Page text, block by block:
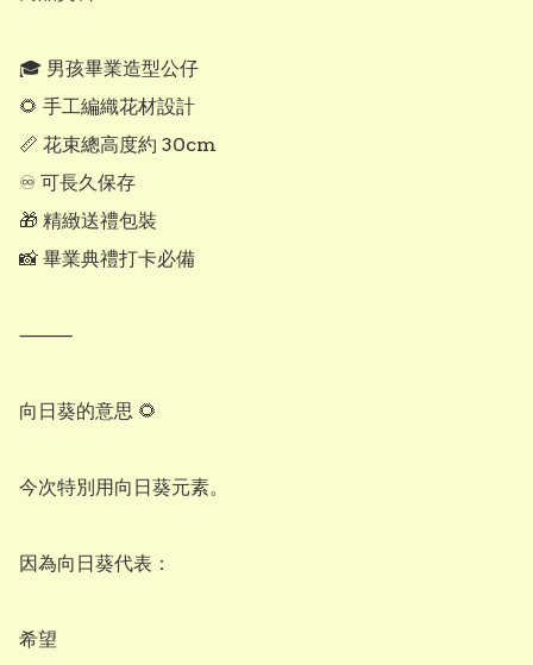
🎓 男孩畢業造型公仔
🌻 手工編織花材設計
📏 花束總高度約 30cm
♾ 可長久保存
🎁 精緻送禮包裝
📸 畢業典禮打卡必備
⸻
向日葵的意思 🌻
今次特別用向日葵元素。
因為向日葵代表：
希望